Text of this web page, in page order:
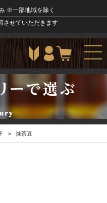
※一部地域を除く
させていただきます
> 抹茶豆